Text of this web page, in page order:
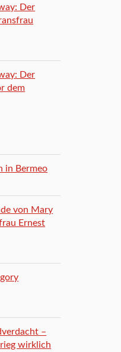
Der
Der
dem
in Bermeo
von Mary
Ernest
–
wirklich